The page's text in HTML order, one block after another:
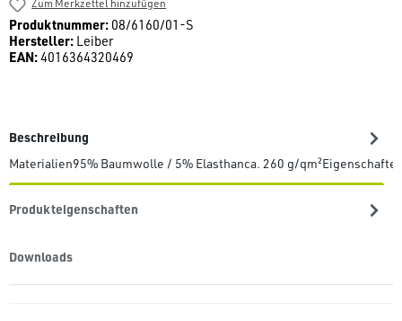
Zum Merkzettel hinzufügen
Produktnummer: 08/6160/01-S
Hersteller: Leiber
EAN:4016364320469
Beschreibung
Materialien95% Baumwolle / 5% Elasthanca. 260 g/
Produkteigenschaften
Downloads